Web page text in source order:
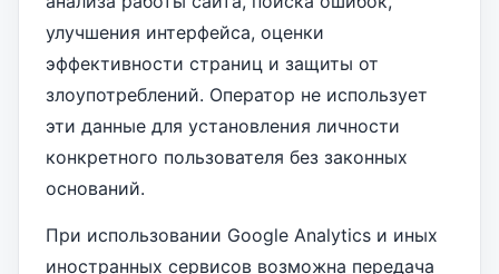
улучшения интерфейса, оценки
эффективности страниц и защиты от
злоупотреблений. Оператор не использует
эти данные для установления личности
конкретного пользователя без законных
оснований.
При использовании Google Analytics и иных
иностранных сервисов возможна передача